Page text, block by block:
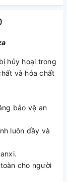
hủy hoại trong
và hóa chất
bảo vệ an
luôn đầy và
cho người